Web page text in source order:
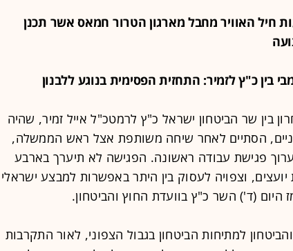
חיל האוויר מחבל מארגון הטרור חמאס אשר תכנן
בין שר הביטחון ישראל כ"ץ לרמטכ"ל אייל זמיר, שהיה
הסתיים לאחר שיחה משותפת אצל ראש הממשלה,
פגישת עבודה ראשונה. הפגישה לא תיערך בארבע
וצפויה לעסוק בין היתר באפשרות למבצע ישראלי
היום (ד') השר כ"ץ בוועדת החוץ והביטחון.
למתיחות הביטחון בגבול הצפוני, לאור התקרבות